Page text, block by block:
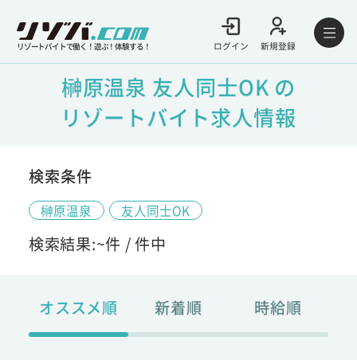
リゾートバイトで働く！遊ぶ！体験する！ ログイン 新規登録
榊原温泉 友人同士OK の
リゾートバイト求人情報
検索条件
榊原温泉 友人同士OK
検索結果:~件 /件中
オススメ順 新着順 時給順